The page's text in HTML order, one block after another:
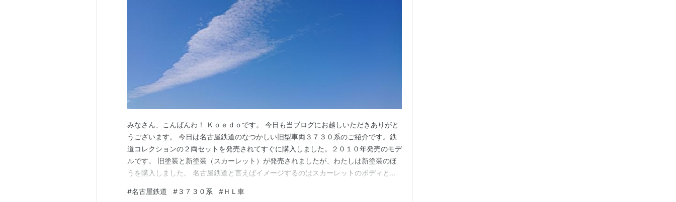
みなさん、こんばんわ！ Ｋｏｅｄｏです。 今日も当ブログにお越しいただきありがと
うございます。 今日は名古屋鉄道のなつかしい旧型車両３７３０系のご紹介です。鉄
道コレクションの２両セットを発売されてすぐに購入しました。２０１０年発売のモデ
ルです。 旧塗装と新塗装（スカーレット）が発売されましたが、わたしは新塗装のほ
うを購入しました。 名古屋鉄道と言えばイメージするのはスカーレットのボディとい
はお値段が安く、このセットも２両で定価１８００円でした。今の製品と比べるとだい
#名古屋鉄道 #３７３０系 #ＨＬ車